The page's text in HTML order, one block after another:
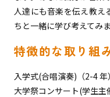
人達にも音楽を伝え教え
ちと一緒に学び考えてみま
特徴的な取り組
入学式(合唱演奏)（2-4 年）
大学祭コンサート(学生主